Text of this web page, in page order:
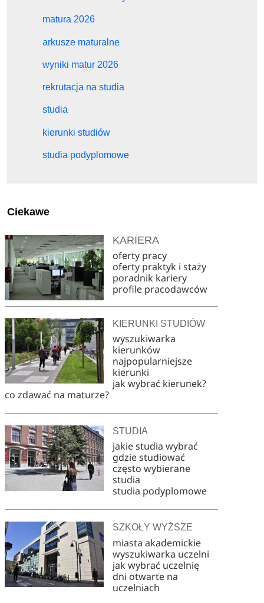
matura 2026
arkusze maturalne
wyniki matur 2026
rekrutacja na studia
studia
kierunki studiów
studia podyplomowe
Ciekawe
KARIERA
oferty pracy
oferty praktyk i staży
poradnik kariery
profile pracodawców
KIERUNKI STUDIÓW
wyszukiwarka
kierunków
najpopularniejsze
kierunki
jak wybrać kierunek?
co zdawać na maturze?
STUDIA
jakie studia wybrać
gdzie studiować
często wybierane
studia
studia podyplomowe
SZKOŁY WYŻSZE
miasta akademickie
wyszukiwarka uczelni
jak wybrać uczelnię
dni otwarte na
uczelniach